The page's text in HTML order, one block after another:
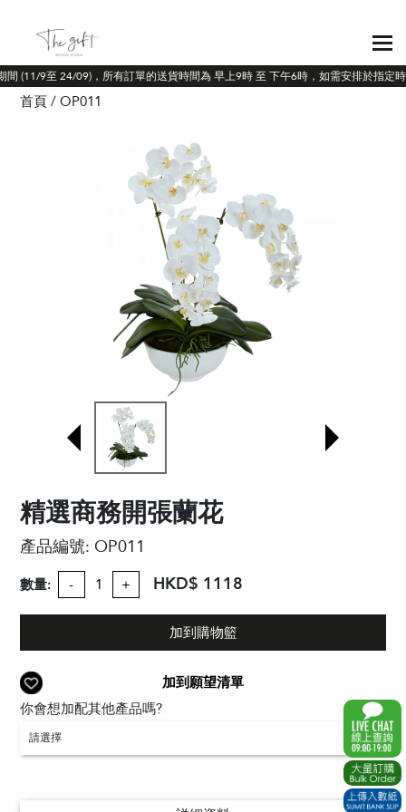
(11/9至 24/09)，所有訂單的送貨時間為 早上9時 至 下午6時，如需安排於指定
首頁 OP011
精選商務開張蘭花
產品編號:OP011
數量: - + HKD$ 1118
加到購物籃
加到願望清單
你會想加配其他產品嗎?
請選擇